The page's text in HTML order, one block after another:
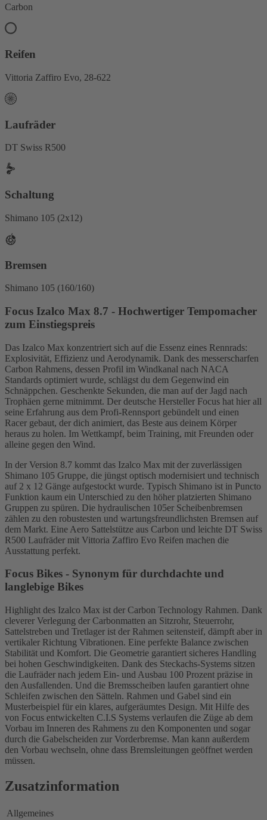
Carbon
Reifen
Vittoria Zaffiro Evo, 28-622
Laufräder
DT Swiss R500
Schaltung
Shimano 105 (2x12)
Bremsen
Shimano 105 (160/160)
Focus Izalco Max 8.7 - Hochwertiger Tempomacher
zum Einstiegspreis
Das Izalco Max konzentriert sich auf die Essenz eines Rennrads:
Explosivität, Effizienz und Aerodynamik. Dank des messerscharfen
Carbon Rahmens, dessen Profil im Windkanal nach NACA
Standards optimiert wurde, schlägst du dem Gegenwind ein
Schnäppchen. Geschenkte Sekunden, die man auf der Jagd nach
Trophäen gerne mitnimmt. Der deutsche Hersteller Focus hat hier all
seine Erfahrung aus dem Profi-Rennsport gebündelt und einen
Racer gebaut, der dich animiert, das Beste aus deinem Körper
heraus zu holen. Im Wettkampf, beim Training, mit Freunden oder
alleine gegen den Wind.
In der Version 8.7 kommt das Izalco Max mit der zuverlässigen
Shimano 105 Gruppe, die jüngst optisch modernisiert und technisch
auf 2 x 12 Gänge aufgestockt wurde. Typisch Shimano ist in Puncto
Funktion kaum ein Unterschied zu den höher platzierten Shimano
Gruppen zu spüren. Die hydraulischen 105er Scheibenbremsen
zählen zu den robustesten und wartungsfreundlichsten Bremsen auf
dem Markt. Eine Aero Sattelstütze aus Carbon und leichte DT Swiss
R500 Laufräder mit Vittoria Zaffiro Evo Reifen machen die
Ausstattung perfekt.
Focus Bikes - Synonym für durchdachte und
langlebige Bikes
Highlight des Izalco Max ist der Carbon Technology Rahmen. Dank
cleverer Verlegung der Carbonmatten an Sitzrohr, Steuerrohr,
Sattelstreben und Tretlager ist der Rahmen seitensteif, dämpft aber in
vertikaler Richtung Vibrationen. Eine perfekte Balance zwischen
Stabilität und Komfort. Die Geometrie garantiert sicheres Handling
bei hohen Geschwindigkeiten. Dank des Steckachs-Systems sitzen
die Laufräder nach jedem Ein- und Ausbau 100 Prozent präzise in
den Ausfallenden. Und die Bremsscheiben laufen garantiert ohne
Schleifen zwischen den Sätteln. Rahmen und Gabel sind ein
Musterbeispiel für ein klares, aufgeräumtes Design. Mit Hilfe des
von Focus entwickelten C.I.S Systems verlaufen die Züge ab dem
Vorbau im Inneren des Rahmens zu den Komponenten und sogar
durch die Gabelscheiden zur Vorderbremse. Man kann außerdem
den Vorbau wechseln, ohne dass Bremsleitungen geöffnet werden
müssen.
Zusatzinformation
Allgemeines